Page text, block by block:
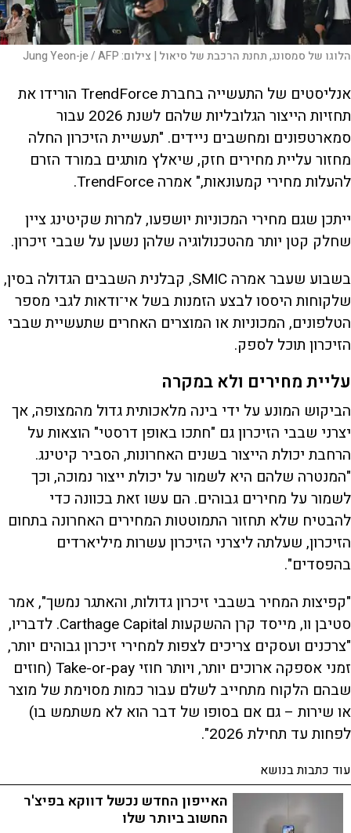
הלוגו של סמסונג, תחנת הרכבת של סיאול | צילום:Jung Yeon-je / AFP
אנליסטים של התעשייה בחברת TrendForce הורידו את
תחזיות הייצור הגלובליות שלהם לשנת 2026 עבור
סמארטפונים ומחשבים ניידים. "תעשיית הזיכרון החלה
מחזור עליית מחירים חזק, שיאלץ מותגים במורד הזרם
להעלות מחירי קמעונאות," אמרה TrendForce.
ייתכן שגם מחירי המכוניות יושפעו, למרות שקיטינג ציין
שחלק קטן יותר מהטכנולוגיה שלהן נשען על שבבי זיכרון.
בשבוע שעבר אמרה SMIC, קבלנית השבבים הגדולה בסין,
שלקוחות היססו לבצע הזמנות בשל אי־ודאות לגבי מספר
הטלפונים, המכוניות או המוצרים האחרים שתעשיית שבבי
הזיכרון תוכל לספק.
עליית מחירים ולא במקרה
הביקוש המונע על ידי בינה מלאכותית גדול מהמצופה, אך
יצרני שבבי הזיכרון גם "חתכו באופן דרסטי" הוצאות על
הרחבת יכולת הייצור בשנים האחרונות, הסביר קיטינג.
"המנטרה שלהם היא לשמור על יכולת ייצור נמוכה, וכך
לשמור על מחירים גבוהים. הם עשו זאת בכוונה כדי
להבטיח שלא תחזור התמוטטות המחירים האחרונה בתחום
הזיכרון, שעלתה ליצרני הזיכרון עשרות מיליארדים
בהפסדים".
"קפיצות המחיר בשבבי זיכרון גדולות, והאתגר נמשך", אמר
סטיבן וו, מייסד קרן ההשקעות Carthage Capital. לדבריו,
"צרכנים ועסקים צריכים לצפות למחירי זיכרון גבוהים יותר,
זמני אספקה ארוכים יותר, ויותר חוזי Take-or-pay (חוזים
שבהם הלקוח מתחייב לשלם עבור כמות מסוימת של מוצר
או שירות – גם אם בסופו של דבר הוא לא משתמש בו)
לפחות עד תחילת 2026".
עוד כתבות בנושא
האייפון החדש נכשל דווקא בפיצ'ר
החשוב ביותר שלו